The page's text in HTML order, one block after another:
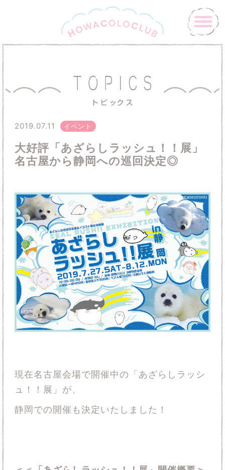
2019.07.11 イベント
大好評「あざらしラッシュ！！展」
名古屋から静岡への巡回決定◎
現在名古屋会場で開催中の「あざらしラッシ
ュ！！展」が、
静岡での開催も決定いたしました！